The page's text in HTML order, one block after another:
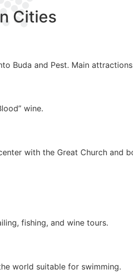
Cities
Buda and Pest. Main
wine.
with the Great Church and
fishing, and wine tours.
world suitable for swimming.